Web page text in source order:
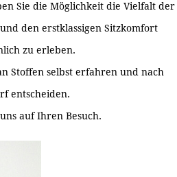
Sie die Möglichkeit die Vielfalt der
den erstklassigen Sitzkomfort
zu erleben.
Stoffen selbst erfahren und nach
entscheiden.
auf Ihren Besuch.